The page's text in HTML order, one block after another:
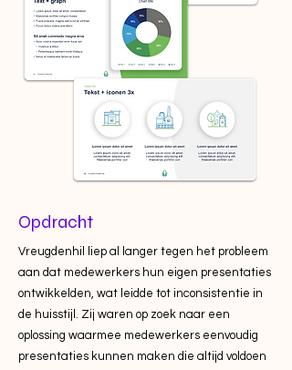
Opdracht
Vreugdenhil liep al langer tegen het probleem
aan dat medewerkers hun eigen presentaties
ontwikkelden, wat leidde tot inconsistentie in
de huisstijl. Zij waren op zoek naar een
oplossing waarmee medewerkers eenvoudig
presentaties kunnen maken die altijd voldoen